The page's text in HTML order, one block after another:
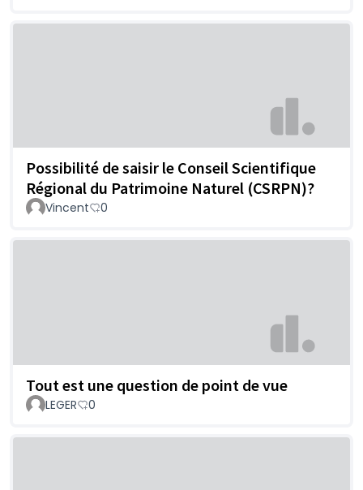
Possibilité de saisir le Conseil Scientifique
Régional du Patrimoine Naturel (CSRPN)?
Vincent 0
Tout est une question de point de vue
LEGER 0